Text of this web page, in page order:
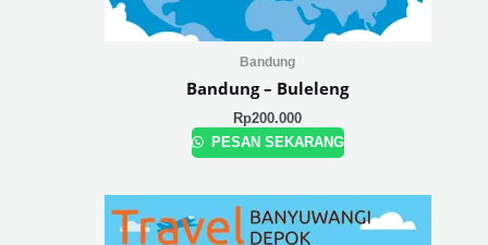
Bandung
Bandung – Buleleng
Rp200.000
PESAN SEKARANG